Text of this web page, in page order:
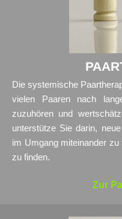
Die systemische
vielen Paaren nach
zuzuhören und
unterstütze Sie darin,
im Umgang miteinander
zu finden.
Zur